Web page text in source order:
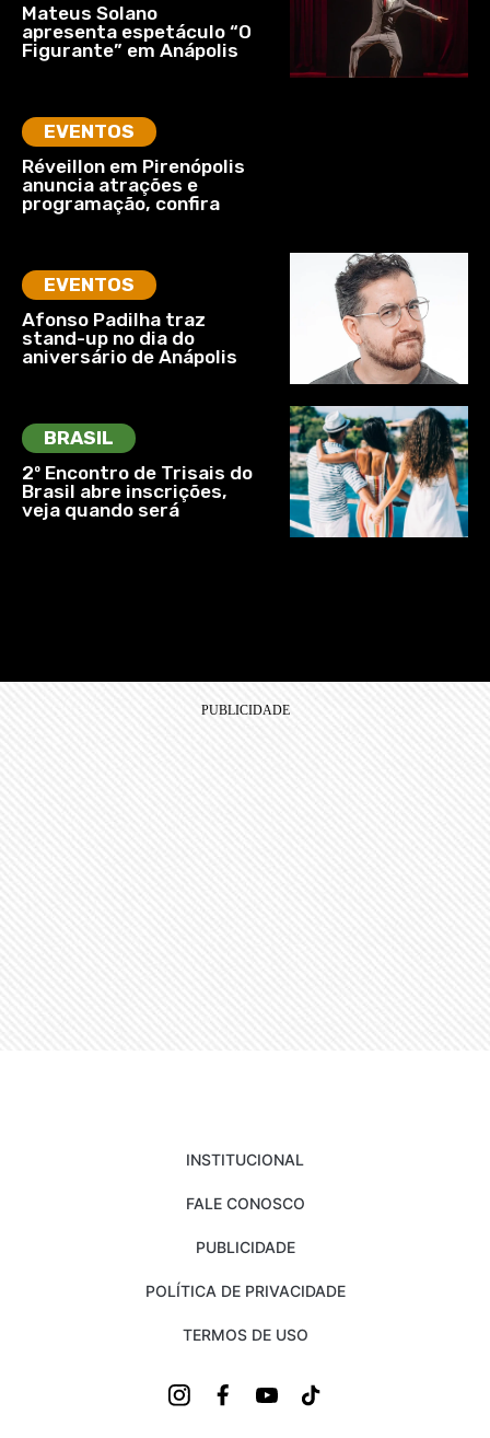
Mateus Solano
apresenta espetáculo “O
Figurante” em Anápolis
EVENTOS
Réveillon em Pirenópolis
anuncia atrações e
programação, confira
EVENTOS
Afonso Padilha traz
stand-up no dia do
aniversário de Anápolis
BRASIL
2º Encontro de Trisais do
Brasil abre inscrições,
veja quando será
INSTITUCIONAL
FALE CONOSCO
PUBLICIDADE
POLÍTICA DE PRIVACIDADE
TERMOS DE USO